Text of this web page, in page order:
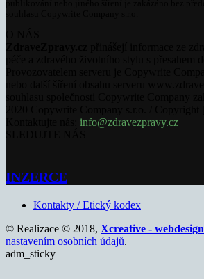
info@zdravezpravy.cz
INZERCE
Kontakty / Etický kodex
© Realizace © 2018, Xcreative - webdesign
nastavením osobních údajů.
adm_sticky